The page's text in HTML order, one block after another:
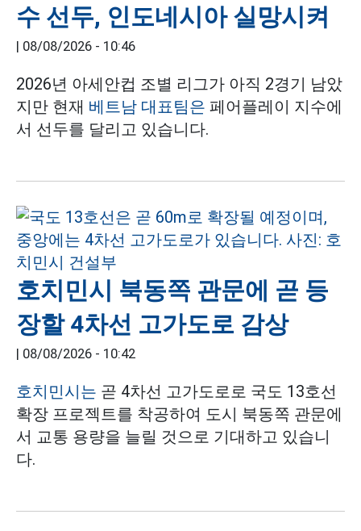
수 선두, 인도네시아 실망시켜
| 08/08/2026 - 10:46
2026년 아세안컵 조별 리그가 아직 2경기 남았
지만 현재 베트남 대표팀은 페어플레이 지수에
서 선두를 달리고 있습니다.
호치민시 북동쪽 관문에 곧 등
장할 4차선 고가도로 감상
| 08/08/2026 - 10:42
호치민시는 곧 4차선 고가도로로 국도 13호선
확장 프로젝트를 착공하여 도시 북동쪽 관문에
서 교통 용량을 늘릴 것으로 기대하고 있습니
다.